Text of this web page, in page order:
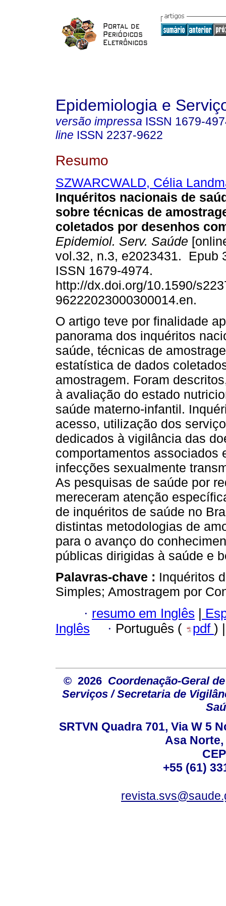
Epidemiologia e
versão impressa ISSN 1679-
line ISSN 2237-9622
Resumo
SZWARCWALD, Célia
Inquéritos nacionais de
sobre técnicas de
coletados por desenhos
Epidemiol. Serv. Saúde
vol.32, n.3, e2023431. Epub
ISSN 1679-4974.
http://dx.doi.org/10.1590/
96222023000300014.en.
O artigo teve por finalidade
panorama dos inquéritos
saúde, técnicas de
estatística de dados
amostragem. Foram
à avaliação do estado
saúde materno-infantil.
acesso, utilização dos
dedicados à vigilância das
comportamentos associados
infecções sexualmente
As pesquisas de saúde por
mereceram atenção
de inquéritos de saúde no
distintas metodologias de
para o avanço do
públicas dirigidas à saúde e
Palavras-chave : Inquéritos
Simples; Amostragem por
· resumo em Inglês |
Inglês
· Português ( pdf )
© 2026 Coordenação-Geral
Serviços / Secretaria de
SRTVN Quadra 701, Via W 5
Asa
+55 (61)